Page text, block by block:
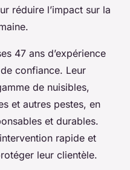
réduire l’impact sur la
47 ans d’expérience
confiance. Leur
de nuisibles,
et autres pestes, en
et durables.
rapide et
leur clientèle.